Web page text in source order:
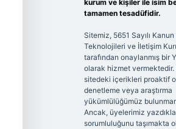
kurum ve kişiler ile isim
tamamen tesadüfidir.
Sitemiz, 5651 Sayılı
Teknolojileri ve İletişim
tarafından onaylanmış bir
olarak hizmet vermektedir.
sitedeki içerikleri proaktif
denetleme veya araştırma
yükümlülüğümüz
Ancak, üyelerimiz
sorumluluğunu taşımakta